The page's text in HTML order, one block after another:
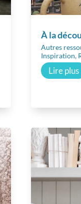
À la
Autres
Inspiration,
Lire plus